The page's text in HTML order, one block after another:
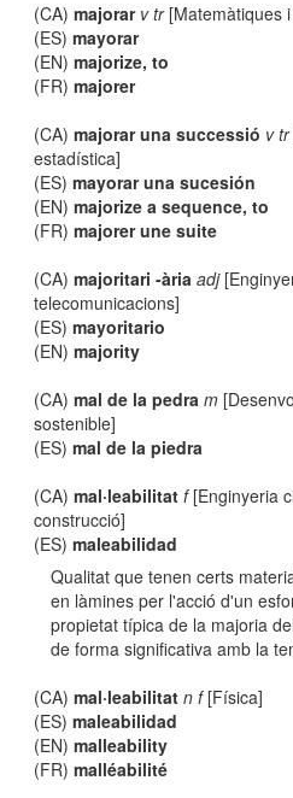
(CA)majorar v tr[Matemàtiques
(ES)mayorar
(EN)majorize, to
(FR)majorer
(CA)majorar una successió v tr
estadística]
(ES)mayorar una sucesión
(EN)majorize a sequence, to
(FR)majorer une suite
(CA)majoritari -ària adj
telecomunicacions]
(ES)mayoritario
(EN)majority
(CA)mal de la pedra m
sostenible]
(ES)mal de la piedra
(CA)mal·leabilitat f[Enginyeria
construcció]
(ES)maleabilidad
Qualitat que tenen certs
en làmines per l'acció d'un
propietat típica de la majoria
de forma significativa amb la
(CA)mal·leabilitat n f[Física]
(ES)maleabilidad
(EN)malleability
(FR)malléabilité